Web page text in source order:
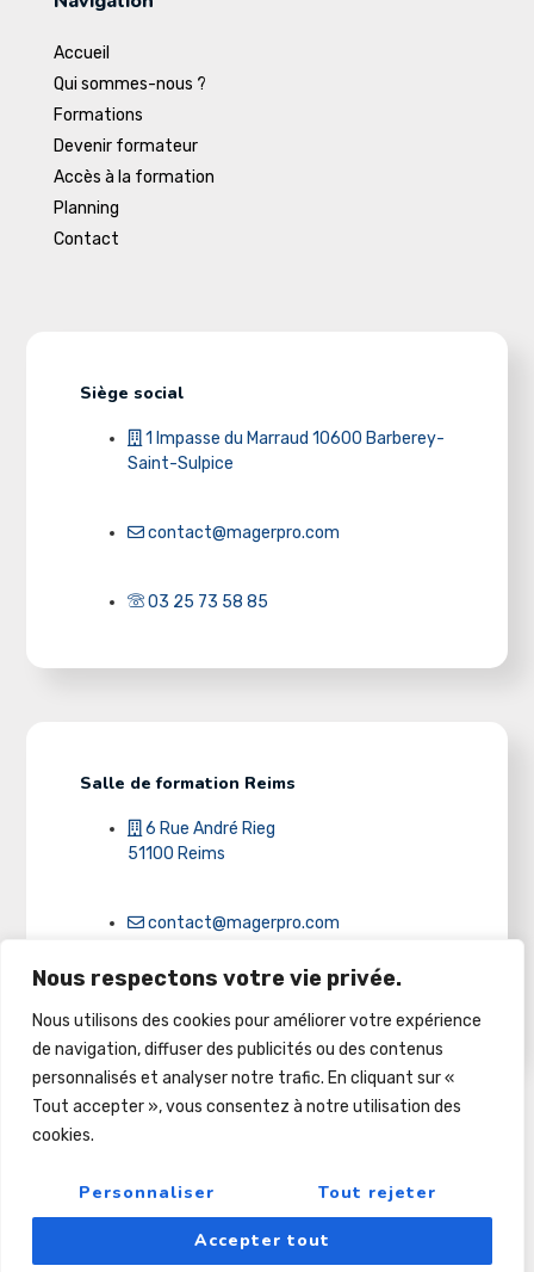
Nous respectons votre vie privée.
Nous utilisons des cookies pour améliorer votre expérience
de navigation, diffuser des publicités ou des contenus
personnalisés et analyser notre trafic. En cliquant sur «
Tout accepter », vous consentez à notre utilisation des
cookies.
Personnaliser Tout rejeter
Accepter tout
Accueil
Qui sommes-nous ?
Formations
Devenir formateur
Accès à la formation
Planning
Contact
Siège social
1 Impasse du Marraud 10600 Barberey-
Saint-Sulpice
contact@magerpro.com
03 25 73 58 85
Salle de formation Reims
6 Rue André Rieg
51100 Reims
contact@magerpro.com
03 26 86 32 50